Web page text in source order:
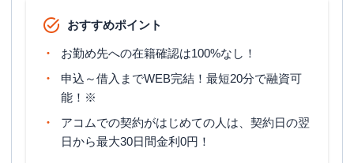
おすすめポイント
お勤め先への在籍確認は100%なし！
申込～借入までWEB完結！最短20分で融資可
能！※
アコムでの契約がはじめての人は、契約日の翌
日から最大30日間金利0円！